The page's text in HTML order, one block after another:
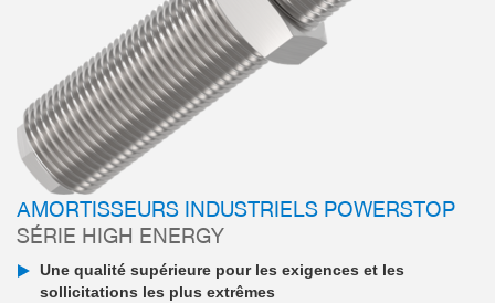
AMORTISSEURS INDUSTRIELS POWERSTOP
SÉRIE HIGH ENERGY
Une qualité supérieure pour les exigences et les
sollicitations les plus extrêmes